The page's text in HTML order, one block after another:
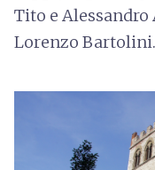
Tito e
Lorenzo Bartolini.